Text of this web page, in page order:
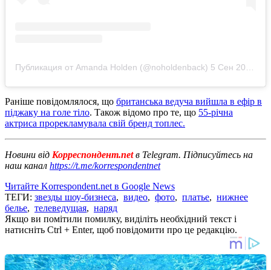
Публикация от Amanda Holden (@noholdenback) 5 Сен 2020 в 10:43 PDT
Раніше повідомлялося, що британська ведуча вийшла в ефір в
піджаку на голе тіло. Також відомо про те, що 55-річна
актриса прорекламувала свій бренд топлес.
Новини від Корреспондент.netв Telegram. Підписуйтесь на
наш канал https://t.me/korrespondentnet
Читайте Korrespondent.net в Google News
ТЕГИ: звезды шоу-бизнеса, видео, фото, платье, нижнее
белье, телеведущая, наряд
Якщо ви помітили помилку, виділіть необхідний текст і
натисніть Ctrl + Enter, щоб повідомити про це редакцію.